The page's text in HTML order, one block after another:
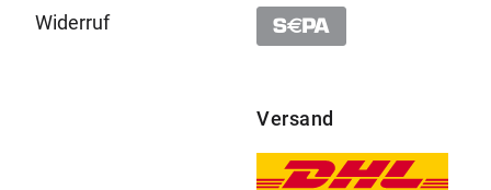
Widerruf
Versand